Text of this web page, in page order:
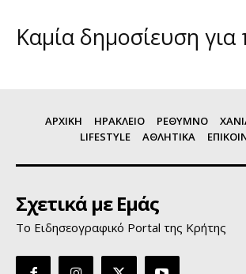
Καμία δημοσίευση
ΑΡΧΙΚΗ ΗΡΑΚΛΕΙΟ ΡΕΘΥΜΝΟ
LIFESTYLE
ΑΘΛΗΤΙΚΑ
Σχετικά με Εμάς
Το Ειδησεογραφικό Portal της Κρήτης